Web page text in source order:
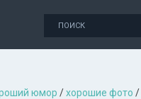
юмор /хорошие фото /